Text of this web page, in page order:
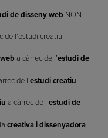
de disseny web NON-
de l’estudi creatiu
a càrrec de l’estudi de
de l’estudi creatiu
a càrrec de l’estudi de
creativa i dissenyadora